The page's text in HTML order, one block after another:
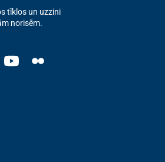
tīklos un uzzini
norisēm.